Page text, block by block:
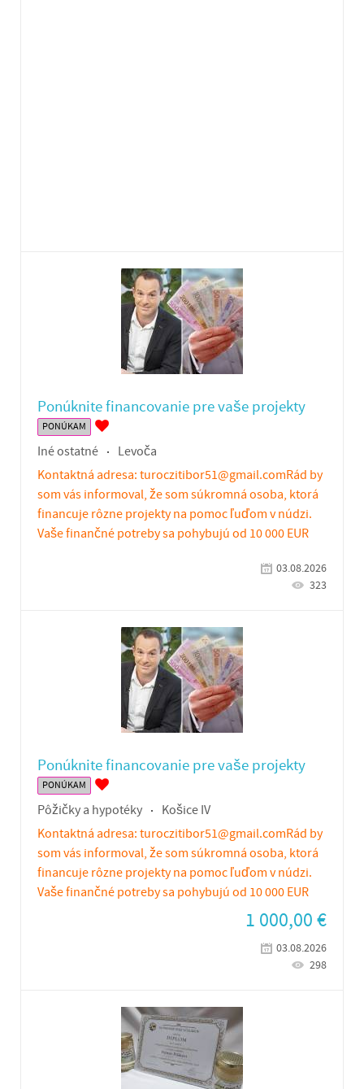
Ponúknite financovanie pre vaše projekty
PONÚKAM
Iné ostatné
Levoča
Kontaktná adresa: turoczitibor51@gmail.comRád by
som vás informoval, že som súkromná osoba, ktorá
financuje rôzne projekty na pomoc ľuďom v núdzi.
Vaše finančné potreby sa pohybujú od 10 000 EUR
03.08.2026
323
Ponúknite financovanie pre vaše projekty
PONÚKAM
Pôžičky a hypotéky
Košice IV
Kontaktná adresa: turoczitibor51@gmail.comRád by
som vás informoval, že som súkromná osoba, ktorá
financuje rôzne projekty na pomoc ľuďom v núdzi.
Vaše finančné potreby sa pohybujú od 10 000 EUR
1 000,00€
03.08.2026
298